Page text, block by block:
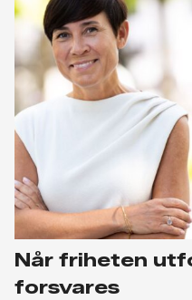
Når friheten
forsvares